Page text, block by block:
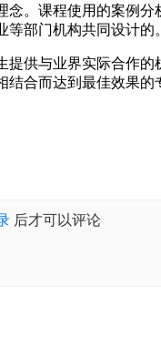
念。课程使用的案例
等部门机构共同设计的。
提供与业界实际合作
结合而达到最佳效果的
后才可以评论